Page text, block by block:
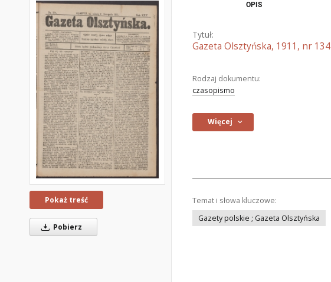
Pokaż treść
Pobierz
OPIS
Tytuł:
Gazeta Olsztyńska, 1911, nr 134
Rodzaj dokumentu:
czasopismo
Więcej
Temat i słowa kluczowe:
Gazety polskie ; Gazeta Olsztyńska